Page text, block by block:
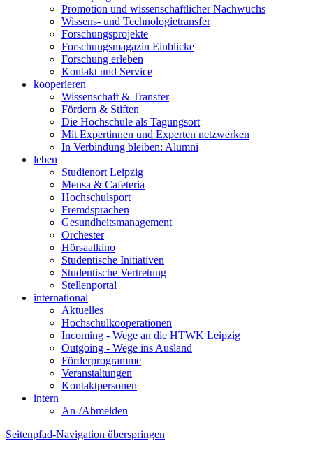
Promotion und wissenschaftlicher Nachwuchs
Wissens- und Technologietransfer
Forschungsprojekte
Forschungsmagazin Einblicke
Forschung erleben
Kontakt und Service
kooperieren
Wissenschaft & Transfer
Fördern & Stiften
Die Hochschule als Tagungsort
Mit Expertinnen und Experten netzwerken
In Verbindung bleiben: Alumni
leben
Studienort Leipzig
Mensa & Cafeteria
Hochschulsport
Fremdsprachen
Gesundheitsmanagement
Orchester
Hörsaalkino
Studentische Initiativen
Studentische Vertretung
Stellenportal
international
Aktuelles
Hochschulkooperationen
Incoming - Wege an die HTWK Leipzig
Outgoing - Wege ins Ausland
Förderprogramme
Veranstaltungen
Kontaktpersonen
intern
An-/Abmelden
Seitenpfad-Navigation überspringen